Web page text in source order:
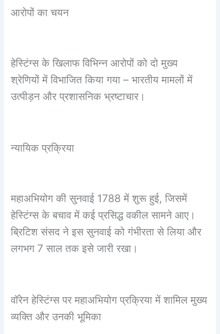
आरोपों का चयन
हेस्टिंग्स के खिलाफ विभिन्न आरोपों को दो मुख्य
श्रेणियों में विभाजित किया गया – भारतीय मामलों में
उत्पीड़न और प्रशासनिक भ्रष्टाचार।
न्यायिक प्रक्रिया
महाअभियोग की सुनवाई 1788 में शुरू हुई, जिसमें
हेस्टिंग्स के बचाव में कई प्रसिद्ध वकील सामने आए।
ब्रिटिश संसद ने इस सुनवाई को गंभीरता से लिया और
लगभग 7 साल तक इसे जारी रखा।
वॉरेन हेस्टिंग्स पर महाअभियोग प्रक्रिया में शामिल मुख्य
व्यक्ति और उनकी भूमिका